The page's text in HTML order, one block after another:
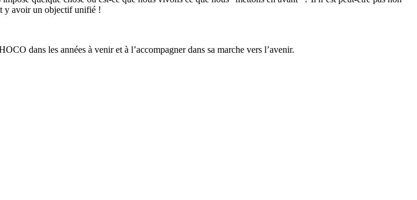
y avoir un objectif unifié !
dans les années à venir et à l’accompagner dans sa marche vers l’avenir.